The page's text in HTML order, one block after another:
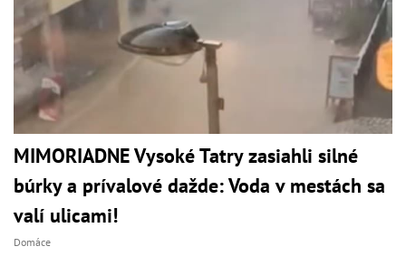
MIMORIADNE Vysoké Tatry zasiahli silné
búrky a prívalové dažde: Voda v mestách sa
valí ulicami!
Domáce